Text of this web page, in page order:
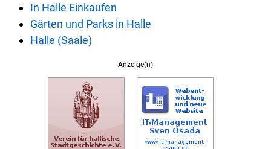
In Halle Einkaufen
Gärten und Parks in Halle
Halle (Saale)
Anzeige(n)